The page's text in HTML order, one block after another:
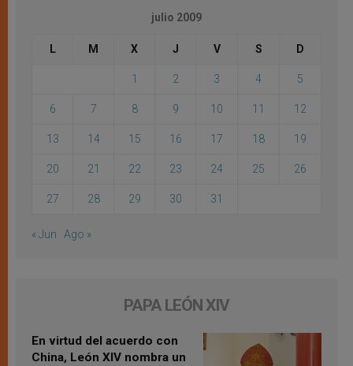
julio 2009
L M X J V S D
1 2 3 4 5
6 7 8 9 10 11 12
13 14 15 16 17 18 19
20 21 22 23 24 25 26
27 28 29 30 31
« Jun Ago »
PAPA LEÓN XIV
En virtud del acuerdo con
China, León XIV nombra un